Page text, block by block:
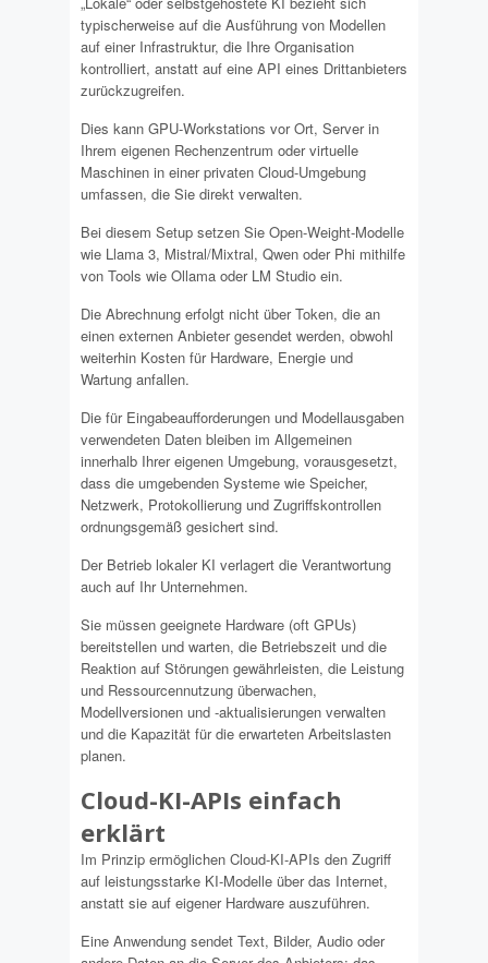
typischerweise auf die Ausführung von Modellen
auf einer Infrastruktur, die Ihre Organisation
kontrolliert, anstatt auf eine API eines Drittanbieters
zurückzugreifen.
Dies kann GPU-Workstations vor Ort, Server in
Ihrem eigenen Rechenzentrum oder virtuelle
Maschinen in einer privaten Cloud-Umgebung
umfassen, die Sie direkt verwalten.
Bei diesem Setup setzen Sie Open-Weight-Modelle
wie Llama 3, Mistral/Mixtral, Qwen oder Phi mithilfe
von Tools wie Ollama oder LM Studio ein.
Die Abrechnung erfolgt nicht über Token, die an
einen externen Anbieter gesendet werden, obwohl
weiterhin Kosten für Hardware, Energie und
Wartung anfallen.
Die für Eingabeaufforderungen und Modellausgaben
verwendeten Daten bleiben im Allgemeinen
innerhalb Ihrer eigenen Umgebung, vorausgesetzt,
dass die umgebenden Systeme wie Speicher,
Netzwerk, Protokollierung und Zugriffskontrollen
ordnungsgemäß gesichert sind.
Der Betrieb lokaler KI verlagert die Verantwortung
auch auf Ihr Unternehmen.
Sie müssen geeignete Hardware (oft GPUs)
bereitstellen und warten, die Betriebszeit und die
Reaktion auf Störungen gewährleisten, die Leistung
und Ressourcennutzung überwachen,
Modellversionen und -aktualisierungen verwalten
und die Kapazität für die erwarteten Arbeitslasten
planen.
Cloud-KI-APIs einfach
erklärt
Im Prinzip ermöglichen Cloud-KI-APIs den Zugriff
auf leistungsstarke KI-Modelle über das Internet,
anstatt sie auf eigener Hardware auszuführen.
Eine Anwendung sendet Text, Bilder, Audio oder